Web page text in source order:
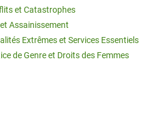
et Catastrophes
Assainissement
Extrêmes et Services Essentiels
de Genre et Droits des Femmes